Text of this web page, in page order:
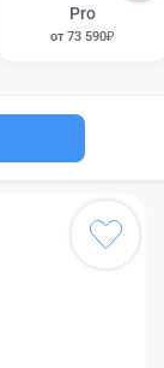
Pro
от 73 590₽